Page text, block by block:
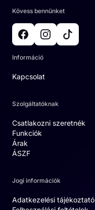
Kövess bennünket
Információ
Kapcsolat
Szolgáltatóknak
Csatlakozni szeretnék
Funkciók
Árak
ÁSZF
Jogi információk
Adatkezelési tájékoztató